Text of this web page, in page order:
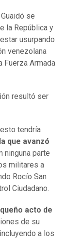
se
la República y
usurpando
venezolana
Fuerza Armada
resultó ser
tendría
que avanzó
ninguna parte
militares a
Rocío San
Ciudadano.
acto de
de su
a los